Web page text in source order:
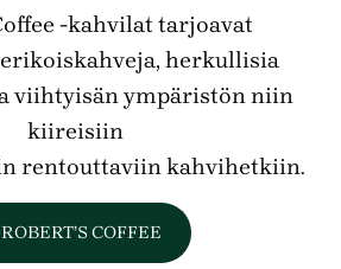
-kahvilat tarjoavat
herkullisia
viihtyisän ympäristön niin
kiireisiin
rentouttaviin kahvihetkiin.
COFFEE